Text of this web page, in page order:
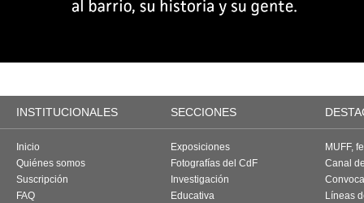
INSTITUCIONALES SECCIONES
Inicio
Quiénes somos
Suscripción
FAQ
Exposiciones
Fotografías del CdF
Investigación
Educativa
MUFF,
Canal
Líneas